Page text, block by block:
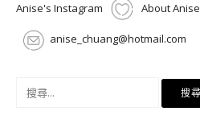
Anise's Instagram About Anise
anise_chuang@hotmail.com